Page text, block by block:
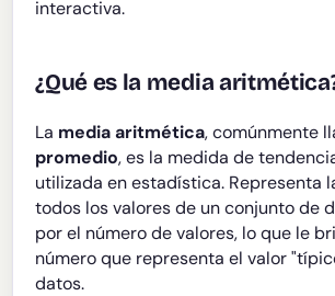
interactiva.
¿Qué es la media
La media aritmética, comúnmente
promedio, es la medida de
utilizada en estadística. Representa
todos los valores de un conjunto de
por el número de valores, lo que le
número que representa el valor
datos.